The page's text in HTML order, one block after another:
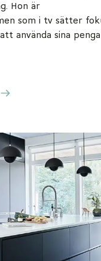
Hon är
som i tv sätter
använda sina